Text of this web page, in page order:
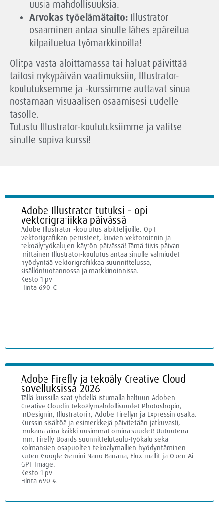
uusia mahdollisuuksia.
Arvokas työelämätaito: Illustrator
osaaminen antaa sinulle lähes epäreilua
kilpailuetua työmarkkinoilla!
Olitpa vasta aloittamassa tai haluat päivittää
taitosi nykypäivän vaatimuksiin, Illustrator-
koulutuksemme ja -kurssimme auttavat sinua
nostamaan visuaalisen osaamisesi uudelle
tasolle.
Tutustu Illustrator-koulutuksiimme ja valitse
sinulle sopiva kurssi!
Adobe Illustrator tutuksi – opi
vektorigrafiikka päivässä
Adobe Illustrator -koulutus aloittelijoille. Opit
vektorigrafiikan perusteet, kuvien vektoroinnin ja
tekoälytyökalujen käytön päivässä! Tämä tiivis päivän
mittainen Illustrator-koulutus antaa sinulle valmiudet
hyödyntää vektorigrafiikkaa suunnittelussa,
sisällöntuotannossa ja markkinoinnissa.
Kesto 1 pv
Hinta 690 €
Adobe Firefly ja tekoäly Creative Cloud
sovelluksissa 2026
Tällä kurssilla saat yhdellä istumalla haltuun Adoben
Creative Cloudin tekoälymahdollisuudet Photoshopin,
InDesignin, Illustratorin, Adobe Fireflyn ja Expressin osalta.
Kurssin sisältöä ja esimerkkejä päivitetään jatkuvasti,
mukana aina kaikki uusimmat ominaisuudet! Uutuutena
mm. Firefly Boards suunnittelutaulu-työkalu sekä
kolmansien osapuolten tekoälymallien hyödyntäminen
kuten Google Gemini Nano Banana, Flux-mallit ja Open Ai
GPT Image.
Kesto 1 pv
Hinta 690 €